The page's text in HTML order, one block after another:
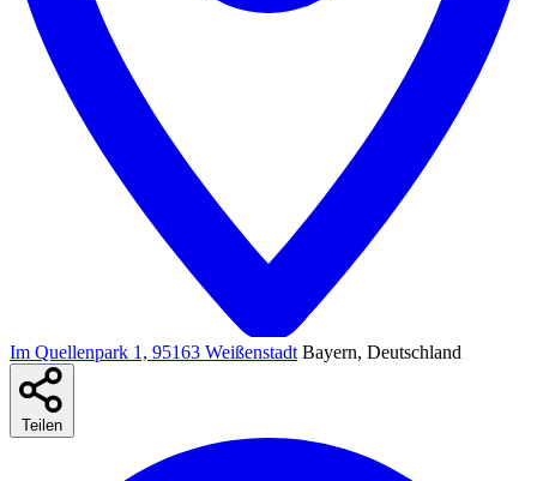
Im Quellenpark 1, 95163 Weißenstadt Bayern, Deutschland
Teilen